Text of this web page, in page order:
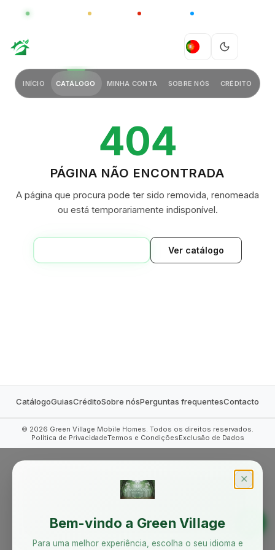
GLOBAL CHINA
PT
INÍCIO CATÁLOGO MINHA CONTA SOBRE NÓS CRÉDITO
404
PÁGINA NÃO ENCONTRADA
A página que procura pode ter sido removida, renomeada
ou está temporariamente indisponível.
Ver catálogo
CatálogoGuiasCréditoSobre nósPerguntas frequentesContacto
© 2026 Green Village Mobile Homes. Todos os direitos reservados.
Política de PrivacidadeTermos e CondiçõesExclusão de Dados
✕
Bem-vindo a Green Village
Para uma melhor experiência, escolha o seu idioma e